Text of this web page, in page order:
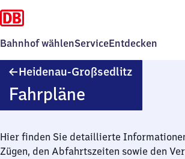
Bahnhof wählenServiceEntdecken
Heidenau-Großsedlitz
Fahrpläne
Hier finden Sie detaillierte
Zügen, den Abfahrtszeiten sowie den